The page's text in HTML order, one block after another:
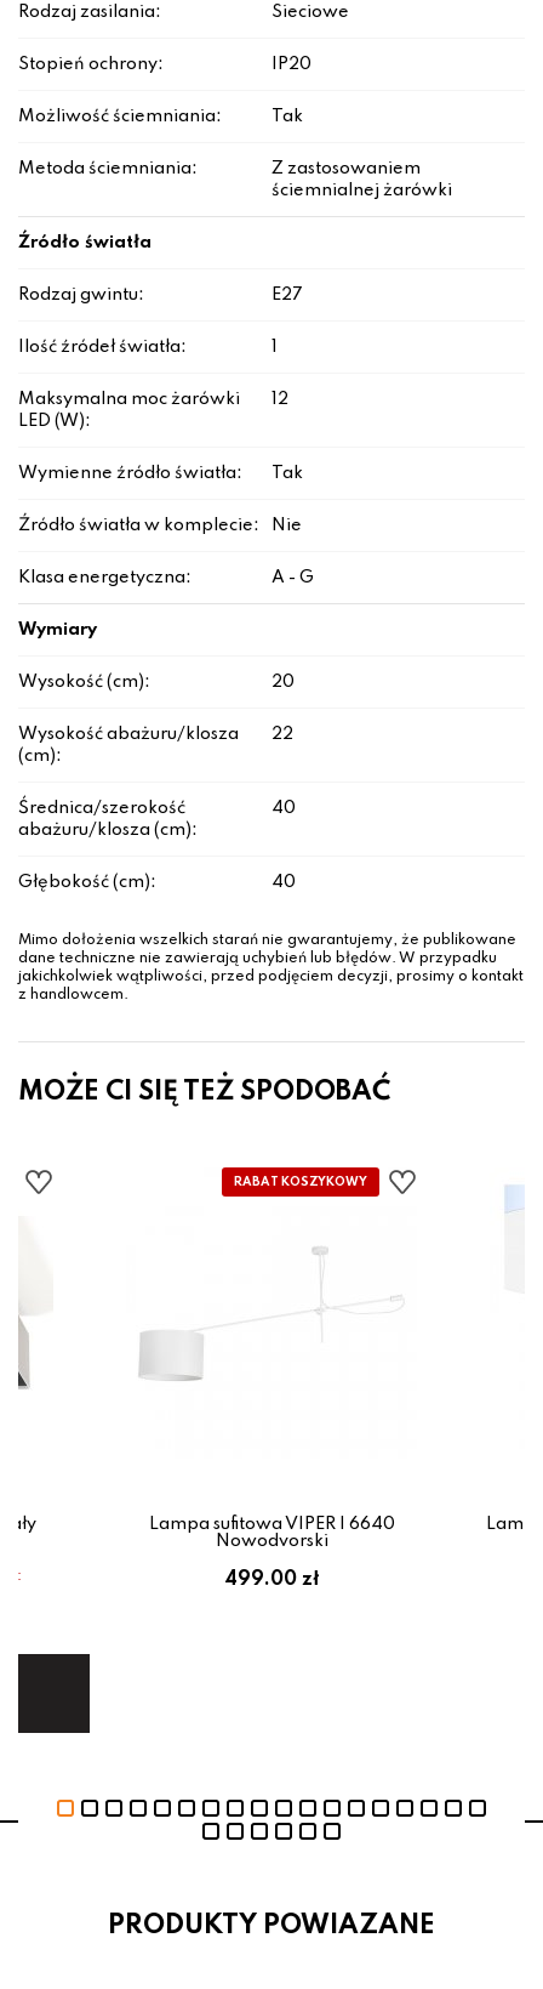
Rodzaj zasilania: Sieciowe
Stopień ochrony: IP20
Możliwość ściemniania: Tak
Metoda ściemniania:
Z zastosowaniem
ściemnialnej żarówki
Źródło światła
Rodzaj gwintu: E27
Ilość źródeł światła:
Maksymalna moc żarówki
LED (W):
12
Wymienne źródło światła: Tak
Źródło światła w komplecie: Nie
Klasa energetyczna: A - G
Wymiary
Wysokość (cm): 20
Wysokość abażuru/klosza
(cm):
22
Średnica/szerokość
abażuru/klosza (cm):
40
Głębokość (cm): 40
Mimo dołożenia wszelkich starań nie gwarantujemy, że publikowane
dane techniczne nie zawierają uchybień lub błędów. W przypadku
jakichkolwiek wątpliwości, przed podjęciem decyzji, prosimy o kontakt
z handlowcem.
MOŻE CI SIĘ TEŻ SPODOBAĆ
Lampa sufitowa VIPER I 6640
Nowodvorski
499.00 zł
PRODUKTY POWIAZANE